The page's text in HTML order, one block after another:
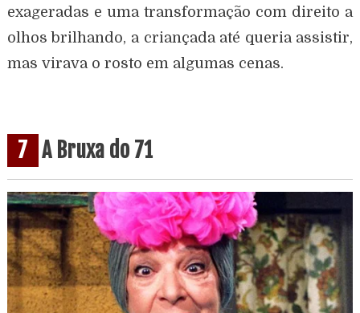
exageradas e uma transformação com direito a
olhos brilhando, a criançada até queria assistir,
mas virava o rosto em algumas cenas.
7 A Bruxa do 71